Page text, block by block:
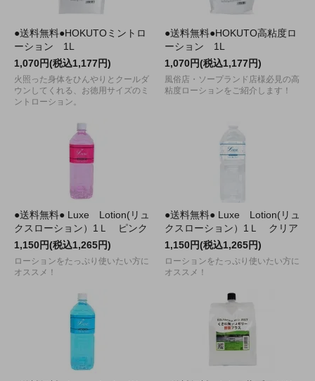
●送料無料●HOKUTOミントロ
ーション 1L
1,070円(税込1,177円)
火照った身体をひんやりとクールダ
ウンしてくれる、お徳用サイズのミ
ントローション。
●送料無料●HOKUTO高粘度ロ
ーション 1L
1,070円(税込1,177円)
風俗店・ソープランド店様必見の高
粘度ローションをご紹介します！
●送料無料● Luxe Lotion(リュ
クスローション）1Ｌ ピンク
1,150円(税込1,265円)
ローションをたっぷり使いたい方に
オススメ！
●送料無料● Luxe Lotion(リュ
クスローション）1Ｌ クリア
1,150円(税込1,265円)
ローションをたっぷり使いたい方に
オススメ！